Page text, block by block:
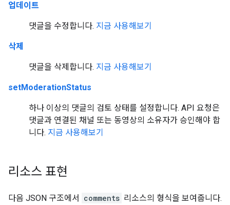
업데이트
댓글을 수정합니다. 지금 사용해보기
삭제
댓글을 삭제합니다. 지금 사용해보기
setModerationStatus
하나 이상의 댓글의 검토 상태를 설정합니다. API 요청은
댓글과 연결된 채널 또는 동영상의 소유자가 승인해야 합
니다. 지금 사용해보기
리소스 표현
다음 JSON 구조에서 comments 리소스의 형식을 보여줍니다.